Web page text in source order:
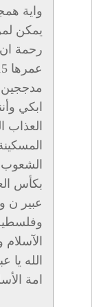
واية
يمكن
رحمة
مدججين
ابكي
العذاب
الشعوب
بكأس
عبير ن
الله يا
امة